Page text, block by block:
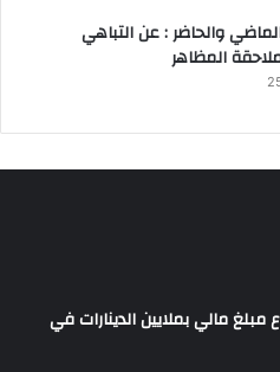
والحاضر : عن التباهي
المظاهر
مالي بملايين الدينارات في